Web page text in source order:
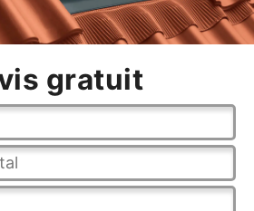
gratuit